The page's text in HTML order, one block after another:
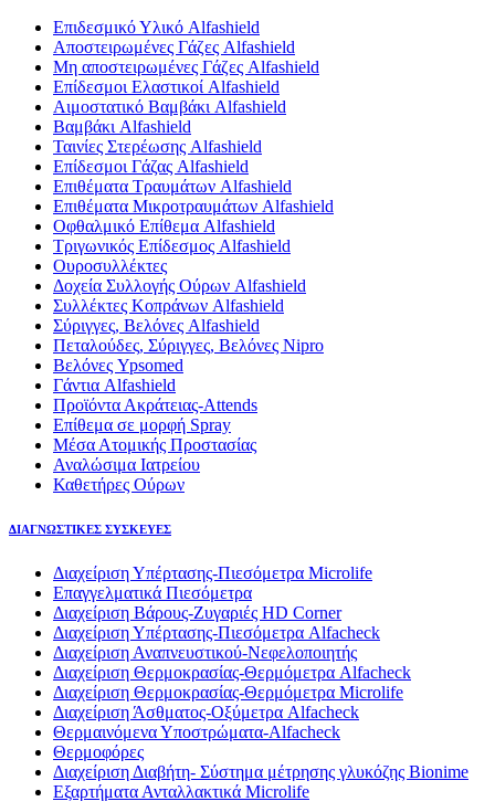
Επιδεσμικό Υλικό Alfashield
Αποστειρωμένες Γάζες Alfashield
Μη αποστειρωμένες Γάζες Alfashield
Επίδεσμοι Ελαστικοί Alfashield
Αιμοστατικό Βαμβάκι Alfashield
Βαμβάκι Alfashield
Ταινίες Στερέωσης Alfashield
Επίδεσμοι Γάζας Alfashield
Επιθέματα Τραυμάτων Alfashield
Επιθέματα Μικροτραυμάτων Alfashield
Οφθαλμικό Eπίθεμα Alfashield
Τριγωνικός Επίδεσμος Alfashield
Ουροσυλλέκτες
Δοχεία Συλλογής Ούρων Alfashield
Συλλέκτες Κοπράνων Alfashield
Σύριγγες, Βελόνες Alfashield
Πεταλούδες, Σύριγγες, Βελόνες Nipro
Βελόνες Ypsomed
Γάντια Alfashield
Προϊόντα Ακράτειας-Attends
Επίθεμα σε μορφή Spray
Μέσα Ατομικής Προστασίας
Αναλώσιμα Ιατρείου
Καθετήρες Ούρων
ΔΙΑΓΝΩΣΤΙΚΕΣ ΣΥΣΚΕΥΕΣ
Διαχείριση Υπέρτασης-Πιεσόμετρα Microlife
Επαγγελματικά Πιεσόμετρα
Διαχείριση Βάρους-Ζυγαριές HD Corner
Διαχείριση Υπέρτασης-Πιεσόμετρα Alfacheck
Διαχείριση Αναπνευστικού-Νεφελοποιητής
Διαχείριση Θερμοκρασίας-Θερμόμετρα Alfacheck
Διαχείριση Θερμοκρασίας-Θερμόμετρα Microlife
Διαχείριση Άσθματος-Οξύμετρα Alfacheck
Θερμαινόμενα Υποστρώματα-Alfacheck
Θερμοφόρες
Διαχείριση Διαβήτη- Σύστημα μέτρησης γλυκόζης Bionime
Εξαρτήματα Ανταλλακτικά Microlife